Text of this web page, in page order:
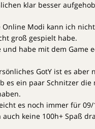
klar besser
Online Modi kann ich
groß gespielt habe.
und habe mit dem Game
GotY ist es aber
es ein paar Schnitzer die
es noch immer für
auch keine 100h+ Spaß